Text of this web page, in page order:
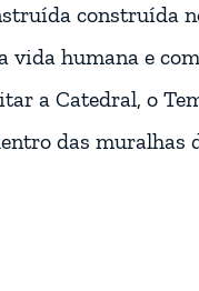
construída
vida humana e
a Catedral, o
das muralhas